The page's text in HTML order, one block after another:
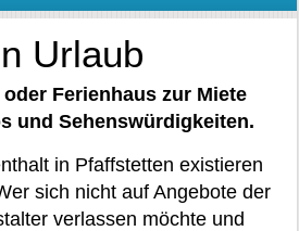
Urlaub
Ferienhaus zur Miete
und Sehenswürdigkeiten.
in Pfaffstetten existieren
sich nicht auf Angebote der
verlassen möchte und